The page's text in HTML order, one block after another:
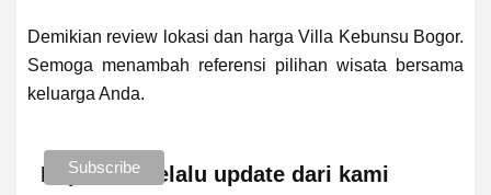
Demikian review lokasi dan harga Villa Kebunsu Bogor.
Semoga menambah referensi pilihan wisata bersama
keluarga Anda.
Dapatkan selalu update dari kami